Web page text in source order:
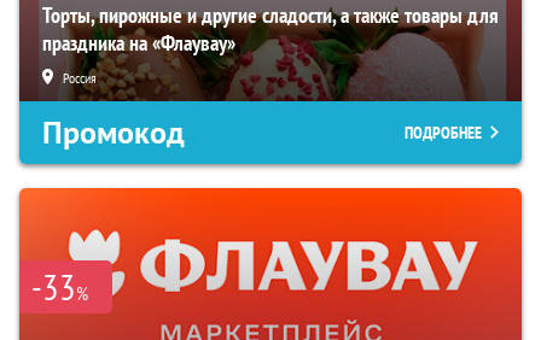
Торты, пирожные и другие сладости, а также товары для
праздника на «Флаувау»
Россия
Промокод ПОДРОБНЕЕ
-33%